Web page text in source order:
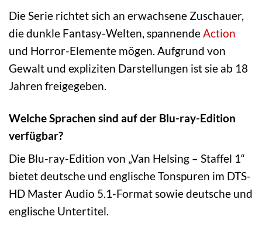
Die Serie richtet sich an erwachsene Zuschauer,
die dunkle Fantasy-Welten, spannendeAction
und Horror-Elemente mögen. Aufgrund von
Gewalt und expliziten Darstellungen ist sie ab 18
Jahren freigegeben.
Welche Sprachen sind auf der Blu-ray-Edition
verfügbar?
Die Blu-ray-Edition von „Van Helsing – Staffel 1“
bietet deutsche und englische Tonspuren im DTS-
HD Master Audio 5.1-Format sowie deutsche und
englische Untertitel.